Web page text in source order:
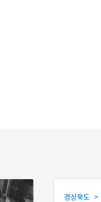
경상북도 >